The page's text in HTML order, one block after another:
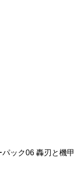
ック06 轟刃と機甲